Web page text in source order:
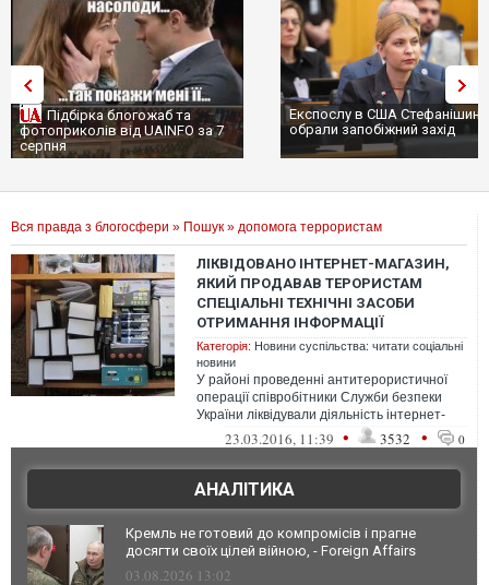
Підбірка блогожаб та
фотоприколів від UAINFO за 7
серпня
Експослу в США
обрали запобіжний захід
Вся правда з блогосфери » Пошук » допомога террористам
ЛІКВІДОВАНО ІНТЕРНЕТ-МАГАЗИН,
ЯКИЙ ПРОДАВАВ ТЕРОРИСТАМ
СПЕЦІАЛЬНІ ТЕХНІЧНІ ЗАСОБИ
ОТРИМАННЯ ІНФОРМАЦІЇ
Категорія: Новини суспільства: читати соціальні
новини
У районі проведенні антитерористичної
операції співробітники Служби безпеки
України ліквідували діяльність інтернет-
магазину, що продавав спеціальні т...
23.03.2016, 11:39 • 3532 • 0
АНАЛІТИКА
Кремль не готовий до компромісів і прагне
досягти своїх цілей війною, - Foreign Affairs
03.08.2026 13:02